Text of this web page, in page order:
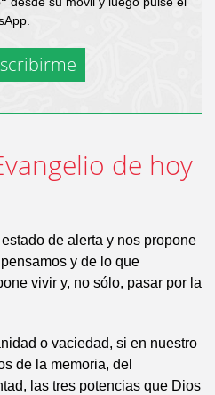
de hoy
de alerta y nos propone
y de lo que
vivir y, no sólo, pasar por la
o vaciedad, si en nuestro
de la memoria, del
las tres potencias que Dios